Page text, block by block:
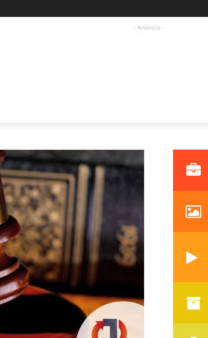
- Anúncio -